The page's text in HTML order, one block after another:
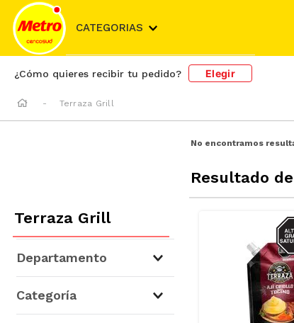
CATEGORIAS
¿Cómo quieres recibir tu pedido? Elegir
Terraza Grill
No encontramos
Resultado
Terraza Grill
Departamento
Categoría